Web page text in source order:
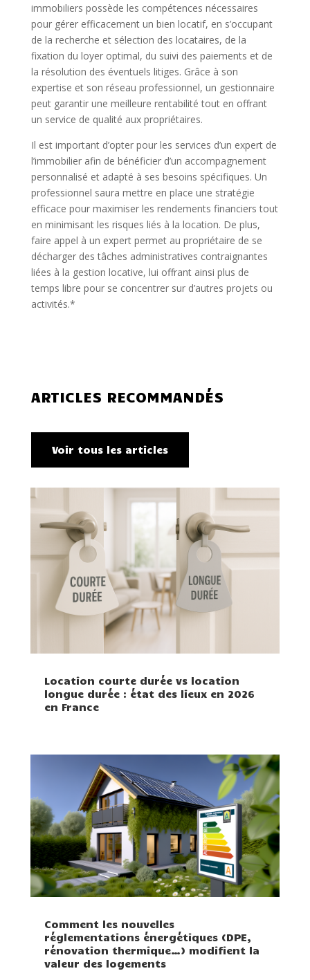
immobiliers possède les compétences nécessaires
pour gérer efficacement un bien locatif, en s’occupant
de la recherche et sélection des locataires, de la
fixation du loyer optimal, du suivi des paiements et de
la résolution des éventuels litiges. Grâce à son
expertise et son réseau professionnel, un gestionnaire
peut garantir une meilleure rentabilité tout en offrant
un service de qualité aux propriétaires.
Il est important d’opter pour les services d’un expert de
l’immobilier afin de bénéficier d’un accompagnement
personnalisé et adapté à ses besoins spécifiques. Un
professionnel saura mettre en place une stratégie
efficace pour maximiser les rendements financiers tout
en minimisant les risques liés à la location. De plus,
faire appel à un expert permet au propriétaire de se
décharger des tâches administratives contraignantes
liées à la gestion locative, lui offrant ainsi plus de
temps libre pour se concentrer sur d’autres projets ou
activités.*
ARTICLES RECOMMANDÉS
Voir tous les articles
Location courte durée vs location
longue durée : état des lieux en 2026
en France
Comment les nouvelles
réglementations énergétiques (DPE,
rénovation thermique…) modifient la
valeur des logements